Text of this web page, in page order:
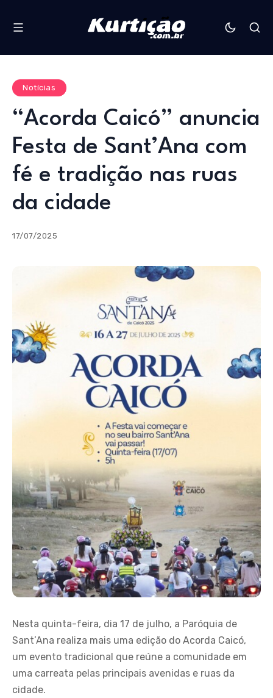
Notícias
“Acorda Caicó” anuncia
Festa de Sant’Ana com
fé e tradição nas ruas
da cidade
17/07/2025
Nesta quinta-feira, dia 17 de julho, a Paróquia de
Sant’Ana realiza mais uma edição do Acorda Caicó,
um evento tradicional que reúne a comunidade em
uma carreata pelas principais avenidas e ruas da
cidade.